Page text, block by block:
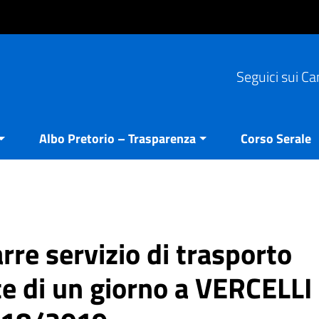
Seguici sui
Albo Pretorio – Trasparenza Corso Serale
servizio di trasporto
un giorno a